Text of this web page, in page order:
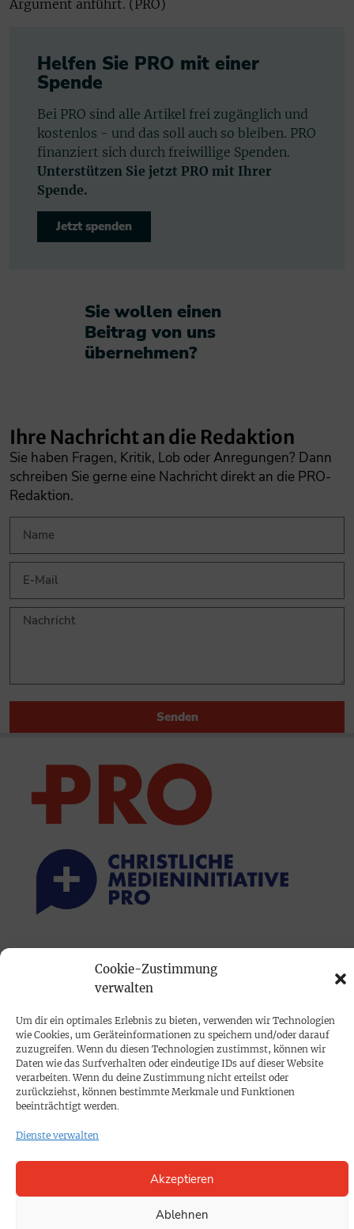
Cookie-Zustimmung
verwalten
Um dir ein optimales Erlebnis zu bieten, verwenden wir Technologien
wie Cookies, um Geräteinformationen zu speichern und/oder darauf
zuzugreifen. Wenn du diesen Technologien zustimmst, können wir
Daten wie das Surfverhalten oder eindeutige IDs auf dieser Website
verarbeiten. Wenn du deine Zustimmung nicht erteilst oder
zurückziehst, können bestimmte Merkmale und Funktionen
beeinträchtigt werden.
Dienste verwalten
Akzeptieren
Ablehnen
Argument anführt. (PRO)
Helfen Sie PRO mit einer
Spende
Bei PRO sind alle Artikel frei zugänglich und
kostenlos - und das soll auch so bleiben. PRO
finanziert sich durch freiwillige Spenden.
Unterstützen Sie jetzt PRO mit Ihrer
Spende.
Jetzt spenden
Sie wollen einen
Beitrag von uns
übernehmen?​
Ihre Nachricht an die Redaktion
Sie haben Fragen, Kritik, Lob oder Anregungen? Dann
schreiben Sie gerne eine Nachricht direkt an die PRO-
Redaktion.
Senden
Mediadaten
PROKOMPAKT
Impressum
SPENDEN
KONTAKT
Cookie-Richtlinie